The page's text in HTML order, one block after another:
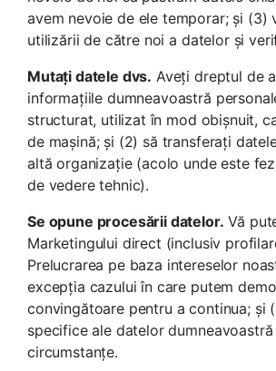
avem nevoie de ele temporar; și (3)
utilizării de către noi a datelor și
Mutați datele dvs. Aveți dreptul de
informațiile dumneavoastră
structurat, utilizat în mod obișnuit,
de mașină; și (2) să transferați
altă organizație (acolo unde este
de vedere tehnic).
Se opune procesării datelor. Vă
Marketingului direct (inclusiv
Prelucrarea pe baza intereselor
excepția cazului în care putem
convingătoare pentru a continua; și
specifice ale datelor
circumstanțe.